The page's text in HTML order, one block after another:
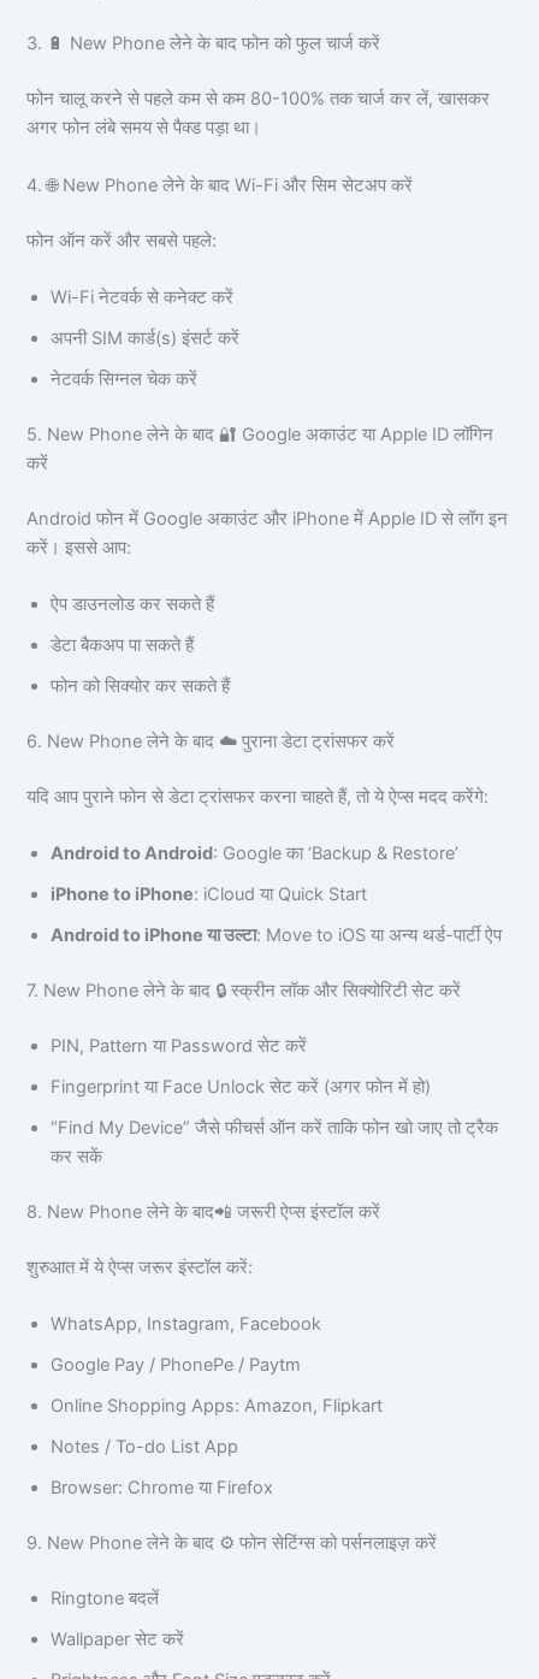
3. 🔋 New Phone लेने के बाद फोन को फुल चार्ज करें
फोन चालू करने से पहले कम से कम 80-100% तक चार्ज कर लें, खासकर
अगर फोन लंबे समय से पैक्ड पड़ा था।
4. 🌐 New Phone लेने के बाद Wi-Fi और सिम सेटअप करें
फोन ऑन करें और सबसे पहले:
Wi-Fi नेटवर्क से कनेक्ट करें
अपनी SIM कार्ड(s) इंसर्ट करें
नेटवर्क सिग्नल चेक करें
5. New Phone लेने के बाद 🔐 Google अकाउंट या Apple ID लॉगिन
करें
Android फोन में Google अकाउंट और iPhone में Apple ID से लॉग इन
करें। इससे आप:
ऐप डाउनलोड कर सकते हैं
डेटा बैकअप पा सकते हैं
फोन को सिक्योर कर सकते हैं
6. New Phone लेने के बाद ☁️ पुराना डेटा ट्रांसफर करें
यदि आप पुराने फोन से डेटा ट्रांसफर करना चाहते हैं, तो ये ऐप्स मदद करेंगे:
Android to Android: Google का ‘Backup & Restore’
iPhone to iPhone: iCloud या Quick Start
Android to iPhone या उल्टा: Move to iOS या अन्य थर्ड-पार्टी ऐप
7. New Phone लेने के बाद 🔒 स्क्रीन लॉक और सिक्योरिटी सेट करें
PIN, Pattern या Password सेट करें
Fingerprint या Face Unlock सेट करें (अगर फोन में हो)
“Find My Device” जैसे फीचर्स ऑन करें ताकि फोन खो जाए तो ट्रैक
कर सकें
8. New Phone लेने के बाद📲 जरूरी ऐप्स इंस्टॉल करें
शुरुआत में ये ऐप्स जरूर इंस्टॉल करें:
WhatsApp, Instagram, Facebook
Google Pay / PhonePe / Paytm
Online Shopping Apps: Amazon, Flipkart
Notes / To-do List App
Browser: Chrome या Firefox
9. New Phone लेने के बाद ⚙️ फोन सेटिंग्स को पर्सनलाइज़ करें
Ringtone बदलें
Wallpaper सेट करें